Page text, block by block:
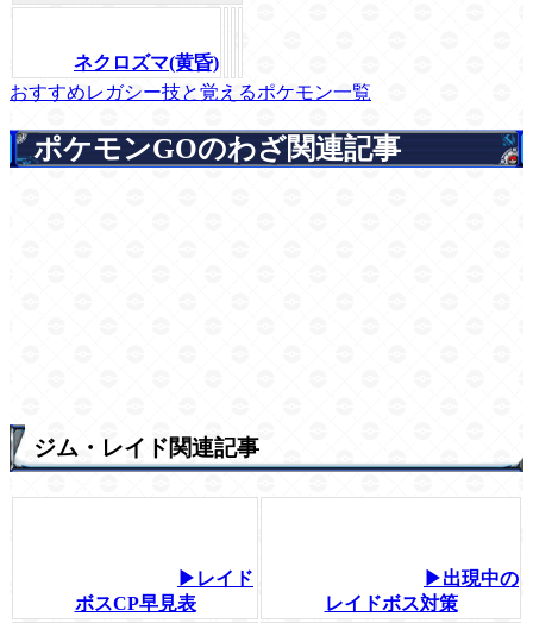
ネクロズマ(黄昏)
おすすめレガシー技と覚えるポケモン一覧
ポケモンGOのわざ関連記事
ジム・レイド関連記事
▶レイド
ボスCP早見表
▶出現中の
レイドボス対策